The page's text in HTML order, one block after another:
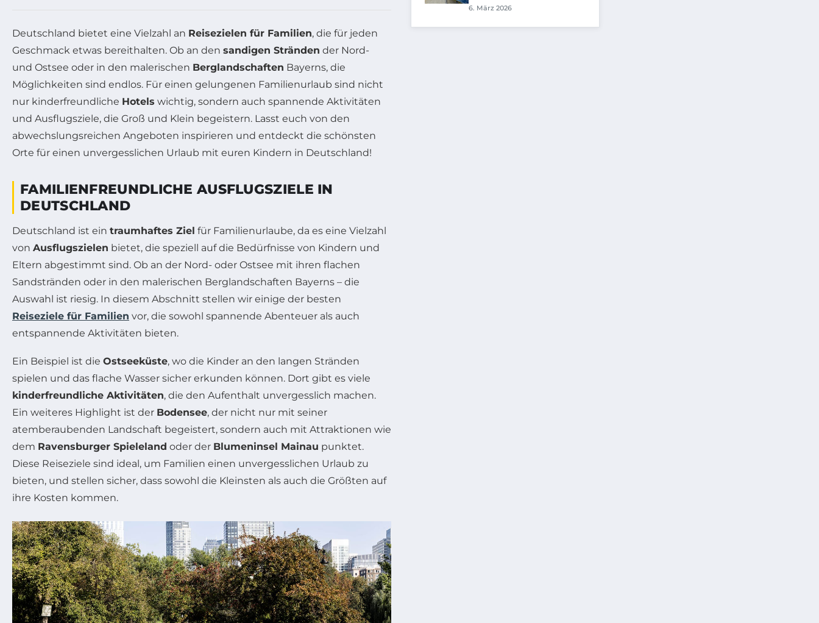
Deutschland bietet eine Vielzahl an Reisezielen für Familien, die für jeden
Geschmack etwas bereithalten. Ob an den sandigen Stränden der Nord-
und Ostsee oder in den malerischen Berglandschaften Bayerns, die
Möglichkeiten sind endlos. Für einen gelungenen Familienurlaub sind nicht
nur kinderfreundliche Hotels wichtig, sondern auch spannende Aktivitäten
und Ausflugsziele, die Groß und Klein begeistern. Lasst euch von den
abwechslungsreichen Angeboten inspirieren und entdeckt die schönsten
Orte für einen unvergesslichen Urlaub mit euren Kindern in Deutschland!
FAMILIENFREUNDLICHE AUSFLUGSZIELE IN
DEUTSCHLAND
Deutschland ist ein traumhaftes Ziel für Familienurlaube, da es eine Vielzahl
von Ausflugszielen bietet, die speziell auf die Bedürfnisse von Kindern und
Eltern abgestimmt sind. Ob an der Nord- oder Ostsee mit ihren flachen
Sandstränden oder in den malerischen Berglandschaften Bayerns – die
Auswahl ist riesig. In diesem Abschnitt stellen wir einige der besten
Reiseziele für Familien vor, die sowohl spannende Abenteuer als auch
entspannende Aktivitäten bieten.
Ein Beispiel ist die Ostseeküste, wo die Kinder an den langen Stränden
spielen und das flache Wasser sicher erkunden können. Dort gibt es viele
kinderfreundliche Aktivitäten, die den Aufenthalt unvergesslich machen.
Ein weiteres Highlight ist der Bodensee, der nicht nur mit seiner
atemberaubenden Landschaft begeistert, sondern auch mit Attraktionen wie
dem Ravensburger Spieleland oder der Blumeninsel Mainau punktet.
Diese Reiseziele sind ideal, um Familien einen unvergesslichen Urlaub zu
bieten, und stellen sicher, dass sowohl die Kleinsten als auch die Größten auf
ihre Kosten kommen.
6. März 2026